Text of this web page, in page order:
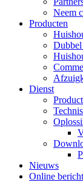
Neem
Producten
Dienst
Nieuws
Online bericht